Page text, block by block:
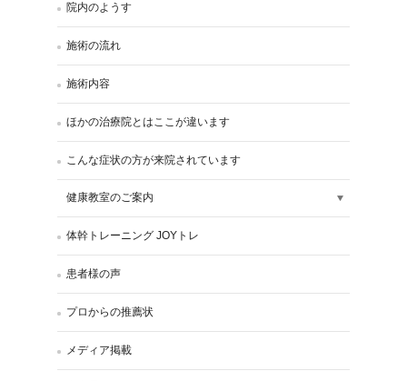
院内のようす
施術の流れ
施術内容
ほかの治療院とはここが違います
こんな症状の方が来院されています
健康教室のご案内
体幹トレーニング JOYトレ
患者様の声
プロからの推薦状
メディア掲載